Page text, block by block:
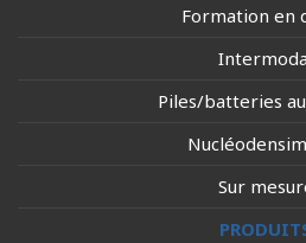
Formation en
Piles/batteries
Sur